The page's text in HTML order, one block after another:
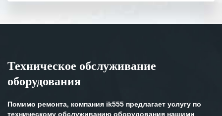
Особенно хочется отметить высокую
клиентоориентированность
готовность помочь в самых сложных
Техническое обслуживание
оборудования
Помимо ремонта, компания ik555 предлагает услугу по
техническому обслуживанию оборудования нашими